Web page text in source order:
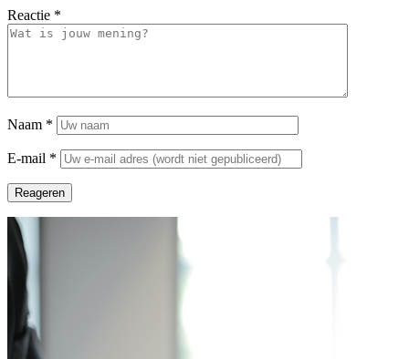
Reactie *
Naam *
E-mail *
Reageren